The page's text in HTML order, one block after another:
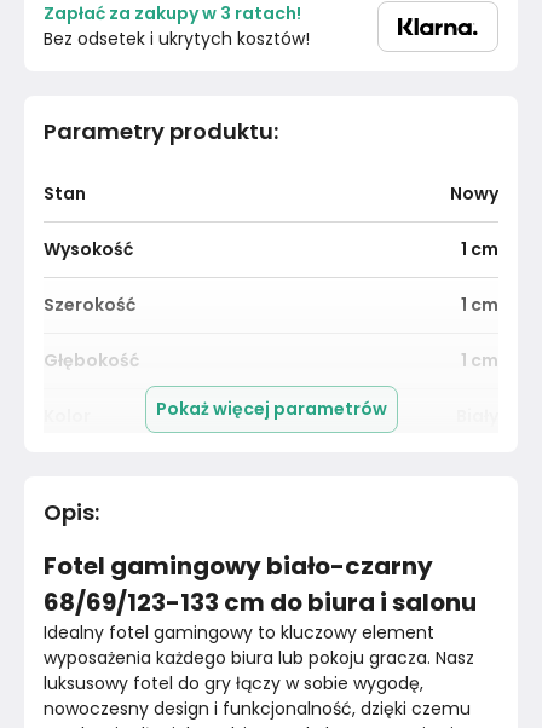
Parametry produktu:
Stan Nowy
Wysokość 1 cm
Szerokość 1 cm
Głębokość 1 cm
Materiał
Marka
Montaż Złożony
Pokaż więcej parametrów
Opis:
Fotel gamingowy biało-czarny
68/69/123-133 cm do biura i salonu
Idealny fotel gamingowy to kluczowy element
wyposażenia każdego biura lub pokoju gracza. Nasz
luksusowy fotel do gry łączy w sobie wygodę,
nowoczesny design i funkcjonalność, dzięki czemu
Zapłać za zakupy w 3 ratach!
Bez odsetek i ukrytych kosztów!